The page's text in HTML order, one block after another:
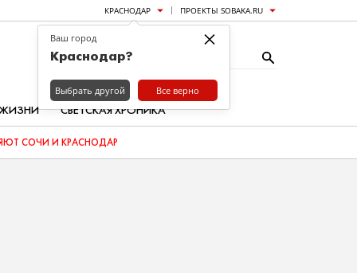
КРАСНОДАР ПРОЕКТЫ SOBAKA.RU
СВЕТСКАЯ ХРОНИКА
СОЧИ И КРАСНОДАР
×
Ваш город
Краснодар?
Выбрать другой Все верно